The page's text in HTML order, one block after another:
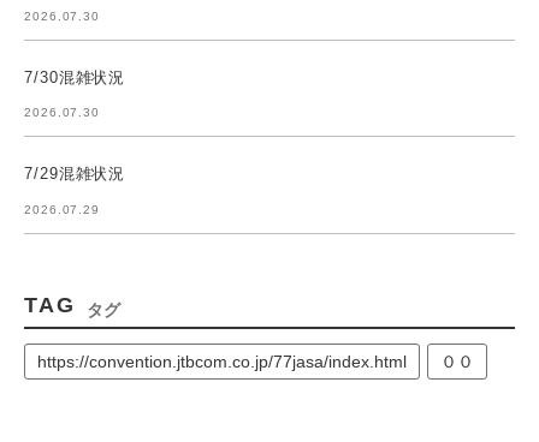
2026.07.30
7/30混雑状況
2026.07.30
7/29混雑状況
2026.07.29
TAG タグ
https://convention.jtbcom.co.jp/77jasa/index.html ００